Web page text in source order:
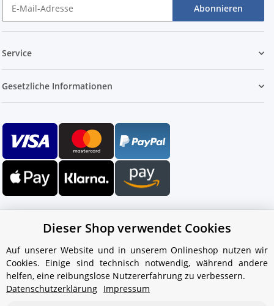
Abonnieren
Service
Gesetzliche Informationen
Ihr WhatsApp-Kontakt zum
Service Team
von Aquintos-Wasseraufbereitung
Dieser Shop verwendet Cookies
Auf unserer Website und in unserem Onlineshop nutzen wir
Cookies. Einige sind technisch notwendig, während andere
helfen, eine reibungslose Nutzererfahrung zu verbessern.
Datenschutzerklärung Impressum